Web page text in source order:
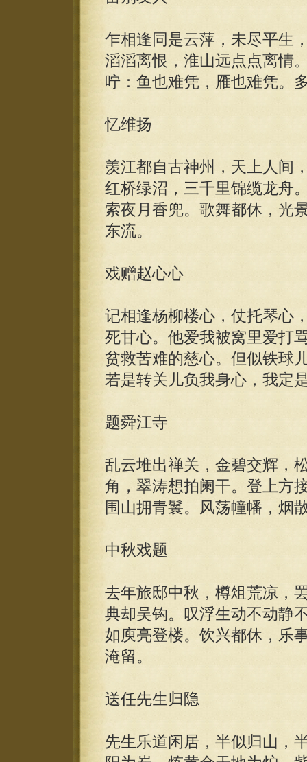
乍相逢同是云萍，未尽平生
滔滔离恨，淮山远点点离情
咛：鱼也难凭，雁也难凭。
忆维扬
羡江都自古神州，天上人间
红桥绿沼，三千里锦缆龙舟
索夜月香兜。歌舞都休，光
东流。
戏赠赵心心
记相逢杨柳楼心，仗托琴心
死甘心。他爱我被窝里爱打
贫救苦难的慈心。但似铁球
若是转关儿负我身心，我定
题舜江寺
乱云堆出禅关，金碧交辉，
角，翠涛想拍阑干。登上方
围山拥青鬟。风荡幢幡，烟
中秋戏题
去年旅邸中秋，樽俎荒凉，
典却吴钩。叹浮生动不动静
如庾亮登楼。饮兴都休，乐
淹留。
送任先生归隐
先生乐道闲居，半似归山，